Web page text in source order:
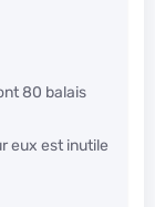
80 balais
eux est inutile